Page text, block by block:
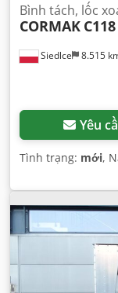
Siedlce 8.515
Bình tách, lốc
CORMAK C118
Yêu
Tình trạng: mới,